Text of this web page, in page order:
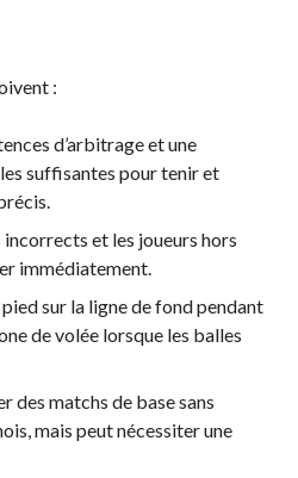
:
d’arbitrage et une
suffisantes pour tenir et
et les joueurs hors
immédiatement.
sur la ligne de fond pendant
de volée lorsque les balles
des matchs de base sans
mais peut nécessiter une